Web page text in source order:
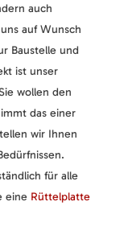
auch
auf Wunsch
Baustelle und
ist unser
wollen den
das einer
wir Ihnen
für alle
eine Rüttelplatte